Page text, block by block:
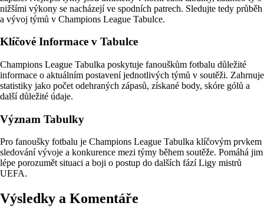
nižšími výkony se nacházejí ve spodních patrech. Sledujte tedy průběh
a vývoj týmů v Champions League Tabulce.
Klíčové Informace v Tabulce
Champions League Tabulka poskytuje fanouškům fotbalu důležité
informace o aktuálním postavení jednotlivých týmů v soutěži. Zahrnuje
statistiky jako počet odehraných zápasů, získané body, skóre gólů a
další důležité údaje.
Význam Tabulky
Pro fanoušky fotbalu je Champions League Tabulka klíčovým prvkem
sledování vývoje a konkurence mezi týmy během soutěže. Pomáhá jim
lépe porozumět situaci a boji o postup do dalších fází Ligy mistrů
UEFA.
Výsledky a Komentáře